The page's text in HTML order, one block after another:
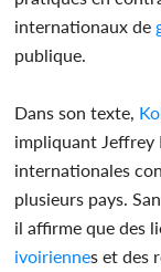
internationaux de
publique.
Dans son texte,
impliquant Jeffrey
internationales
plusieurs pays.
il affirme que des
ivoiriennes et des